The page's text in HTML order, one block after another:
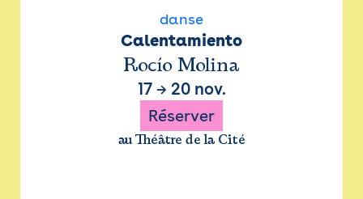
danse
Calentamiento
Rocío Molina
17→ 20 nov.
Réserver
au Théâtre de la Cité